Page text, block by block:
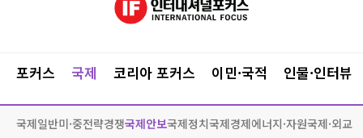
포커스 국제 코리아 포커스 이민·국적 인물·인터뷰
국제일반미·중전략경쟁국제안보국제정치국제경제에너지·자원국제·외교